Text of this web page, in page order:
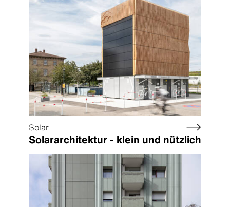
Solar
Solararchitektur - klein und nützlich